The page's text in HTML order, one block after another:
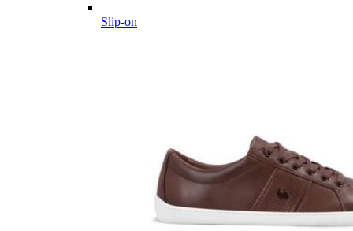
Slip-on